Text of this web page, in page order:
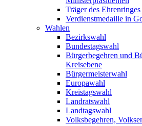
Träger des
Verdienstmedaille in
Wahlen
Bezirkswahl
Bundestagswahl
Bürgerbegehren und
Kreisebene
Bürgermeisterwahl
Europawahl
Kreistagswahl
Landratswahl
Landtagswahl
Volksbegehren,